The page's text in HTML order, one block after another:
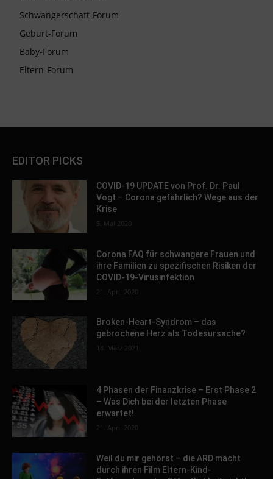
Schwangerschaft-Forum
Geburt-Forum
Baby-Forum
Eltern-Forum
EDITOR PICKS
COVID-19 UPDATE von Prof. Dr. Paul
Vogt – Corona gefährlich? Wege aus der
Krise
5. Mai 2020
Corona FAQ für schwangere Frauen und
ihre Familien zu spezifischen Risiken der
COVID-19-Virusinfektion
21. April 2020
Broken-Heart-Syndrom – das
gebrochene Herz als Todesursache?
18. März 2021
4 Phasen der Finanzkrise – Erst Phase 2
– Was Dich bei der letzten Phase
erwartet!
21. April 2020
Weil du mir gehörst – die ARD macht
durch ihren Film Eltern-Kind-